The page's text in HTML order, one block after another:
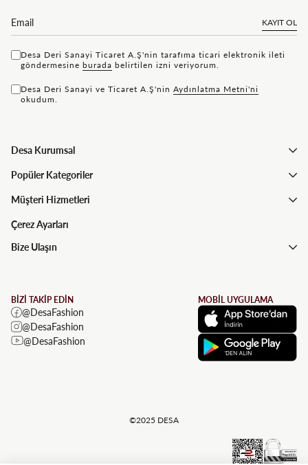
KAYIT OL
Desa Deri Sanayi Ticaret A.Ş'nin tarafıma ticari elektronik ileti
göndermesine bu rada belirtilen izni veriyorum.
Desa Deri Sanayi ve Ticaret A.Ş'nin Aydınlatma Metni'ni
okudum.
Desa Kurumsal
Popüler Kategoriler
Müşteri Hizmetleri
Çerez Ayarları
Bize Ulaşın
BİZİ TAKİP EDİN
@DesaFashion
@DesaFashion
@DesaFashion
MOBİL UYGULAMA
©2025 DESA